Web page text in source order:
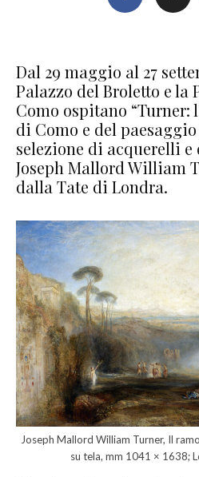
Dal 29 maggio al 27
Palazzo del Broletto e la
Como ospitano “Turner:
di Como e del
selezione di acquerelli
Joseph Mallord William
dalla Tate di Londra.
Joseph Mallord William Turner, Il
su tela, mm 1041 × 1638;